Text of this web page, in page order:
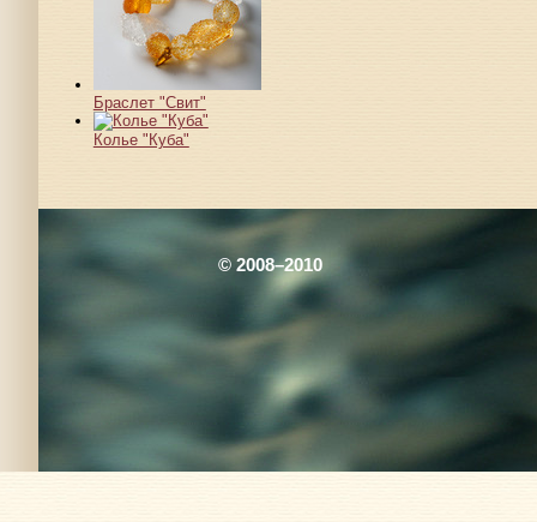
Браслет "Свит"
Колье "Куба"
© 2008–2010